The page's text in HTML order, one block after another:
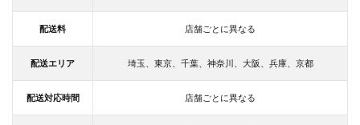
最低
と配
送料
は？
配送料 店舗ごとに異なる
配送エリア 埼玉、東京、千葉、神奈川、大阪、兵庫、京都
配送対応時間 店舗ごとに異なる